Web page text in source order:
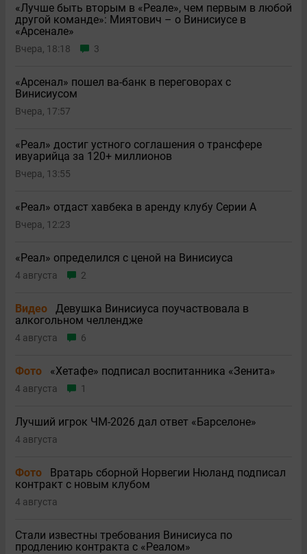
«Лучше быть вторым в «Реале», чем первым в любой
другой команде»: Миятович – о Винисиусе в
«Арсенале»
Вчера, 18:18 3
«Арсенал» пошел ва-банк в переговорах с
Винисиусом
Вчера, 17:57
«Реал» достиг устного соглашения о трансфере
ивуарийца за 120+ миллионов
Вчера, 13:55
«Реал» отдаст хавбека в аренду клубу Серии A
Вчера, 12:23
«Реал» определился с ценой на Винисиуса
4 августа 2
Видео
Девушка Винисиуса поучаствовала в
алкогольном челлендже
4 августа 6
Фото «Хетафе» подписал воспитанника «Зенита»
4 августа 1
Лучший игрок ЧМ-2026 дал ответ «Барселоне»
4 августа
Фото
Вратарь сборной Норвегии Нюланд подписал
контракт с новым клубом
4 августа
Стали известны требования Винисиуса по
продлению контракта с «Реалом»